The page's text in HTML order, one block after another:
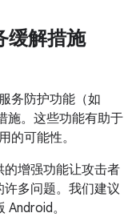
解措施
务防护功能（如
施。这些功能有助于
的可能性。
增强功能让攻击者
多问题。我们建议
。